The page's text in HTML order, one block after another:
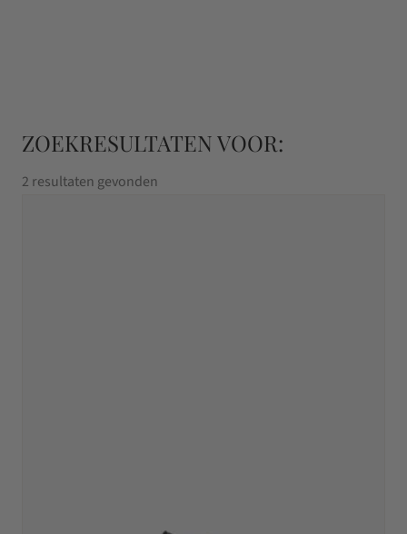
ZOEKRESULTATEN VOOR:
2 resultaten gevonden